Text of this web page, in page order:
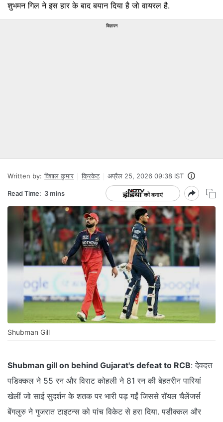
शुभमन गिल ने इस हार के बाद बयान दिया है जो वायरल है.
विज्ञापन
Written by: विशाल कुमार क्रिकेट अप्रैल 25, 2026 09:38 IST
Read Time: 3 mins
Shubman Gill
Shubman gill on behind Gujarat's defeat to RCB: देवदत्त
पडिक्कल ने 55 रन और विराट कोहली ने 81 रन की बेहतरीन पारियां
खेलीं जो साई सुदर्शन के शतक पर भारी पड़ गईं जिससे रॉयल चैलेंजर्स
बेंगलुरु ने गुजरात टाइटन्स को पांच विकेट से हरा दिया. पडीक्कल और